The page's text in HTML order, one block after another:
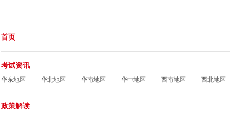
首页
考试资讯
华东地区 华北地区 华南地区 华中地区 西南地区 西北地区
政策解读